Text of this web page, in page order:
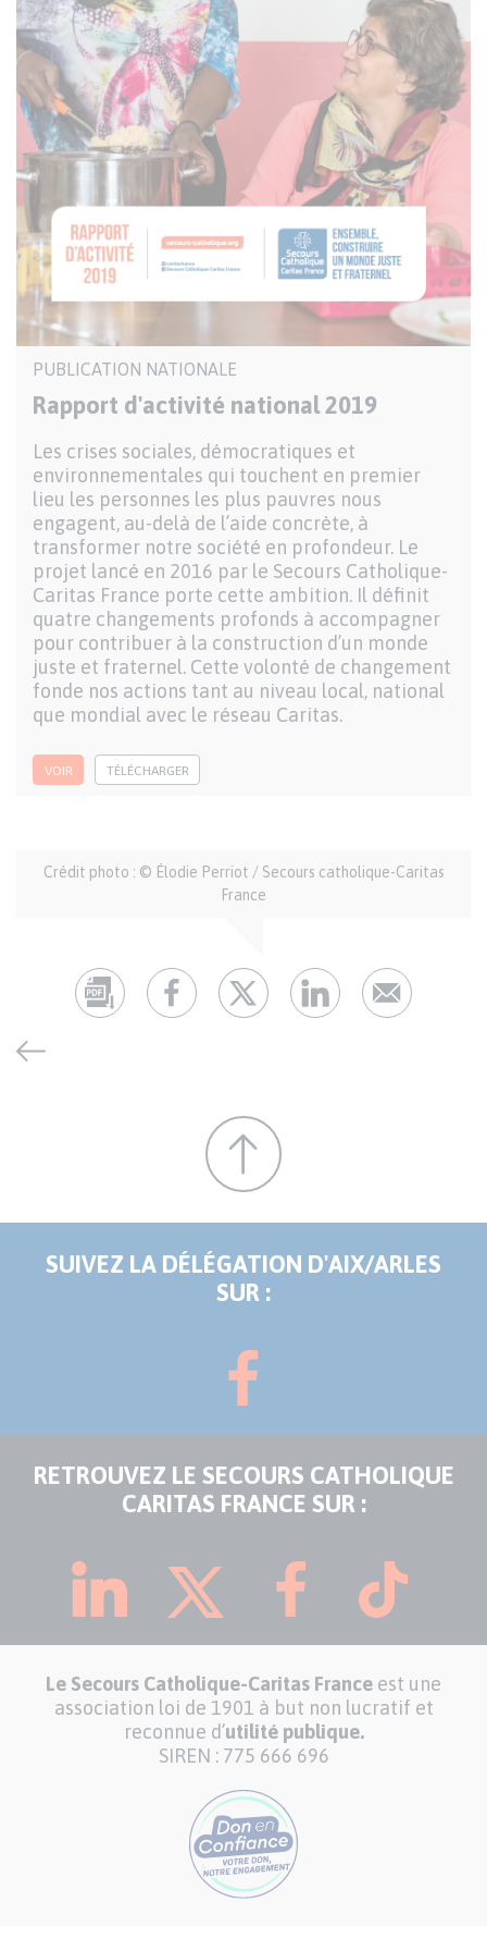
Publication
nationale
PUBLICATION NATIONALE
Rapport d'activité national 2019
Description
Les crises sociales, démocratiques et
environnementales qui touchent en premier
lieu les personnes les plus pauvres nous
engagent, au-delà de l’aide concrète, à
transformer notre société en profondeur. Le
projet lancé en 2016 par le Secours Catholique-
Caritas France porte cette ambition. Il définit
quatre changements profonds à accompagner
pour contribuer à la construction d’un monde
juste et fraternel. Cette volonté de changement
fonde nos actions tant au niveau local, national
que mondial avec le réseau Caritas.
VOIR TÉLÉCHARGER
Crédit photo : © Élodie Perriot / Secours catholique-Caritas
France
SUIVEZ LA DÉLÉGATION D'AIX/ARLES
SUR :
RETROUVEZ LE SECOURS CATHOLIQUE
CARITAS FRANCE SUR :
Le Secours Catholique-Caritas France est une
association loi de 1901 à but non lucratif et
reconnue d’utilité publique.
SIREN : 775 666 696